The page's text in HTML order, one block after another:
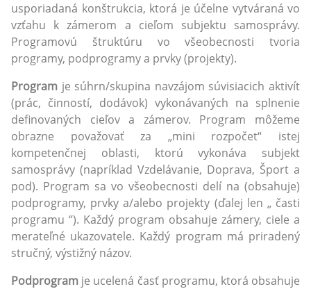
usporiadaná konštrukcia, ktorá je účelne vytváraná vo
vzťahu k zámerom a cieľom subjektu samosprávy.
Programovú štruktúru vo všeobecnosti tvoria
programy, podprogramy a prvky (projekty).
Program je súhrn/skupina navzájom súvisiacich aktivít
(prác, činností, dodávok) vykonávaných na splnenie
definovaných cieľov a zámerov. Program môžeme
obrazne považovať za „mini rozpočet“ istej
kompetenčnej oblasti, ktorú vykonáva subjekt
samosprávy (napríklad Vzdelávanie, Doprava, Šport a
pod). Program sa vo všeobecnosti delí na (obsahuje)
podprogramy, prvky a/alebo projekty (ďalej len „ časti
programu “). Každý program obsahuje zámery, ciele a
merateľné ukazovatele. Každý program má priradený
stručný, výstižný názov.
Podprogram je ucelená časť programu, ktorá obsahuje